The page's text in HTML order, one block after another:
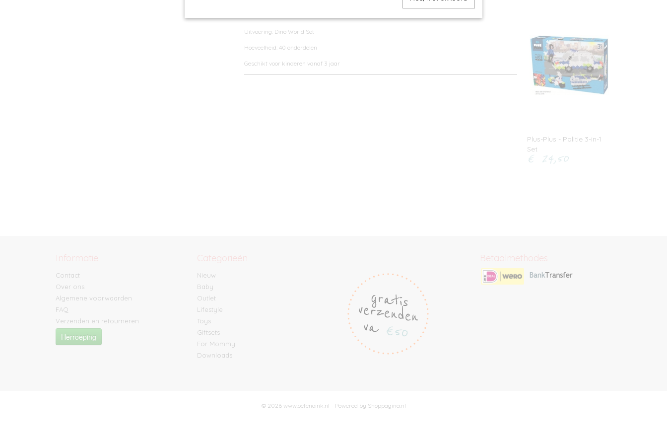
Uitvoering: Dino World Set
Hoeveelheid: 40 onderdelen
Geschikt voor kinderen vanaf 3 jaar
Plus-Plus - Politie 3-in-1
Set
€ 24,50
Informatie
Contact
Over ons
Algemene voorwaarden
FAQ
Verzenden en retourneren
Herroeping
Categorieën
Nieuw
Baby
Outlet
Lifestyle
Toys
Giftsets
For Mommy
Downloads
Betaalmethodes
© 2026 www.oefenoink.nl - Powered by Shoppagina.nl